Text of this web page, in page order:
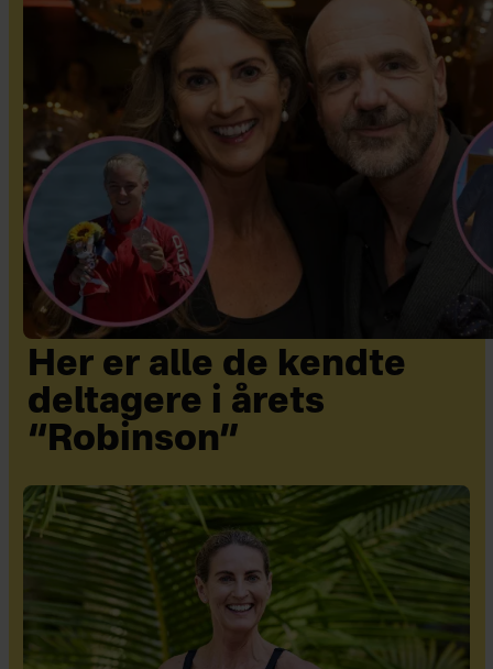
Her er alle de kendte
deltagere i årets
“Robinson”